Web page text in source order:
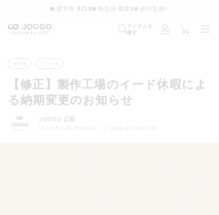
通常便 8/29 特急便 8/23 超特急便−
アイテムを
探す
その他 ニュース
【修正】製作工場のイード休暇によ
る納期変更のお知らせ
JOGGO 広報
2025.5.26 05:04:03 2026.8.8 05:03:22